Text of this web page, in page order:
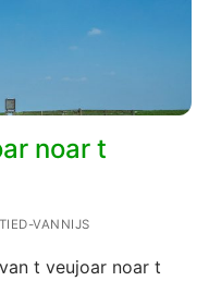
noar t
VANNIJS
t veujoar noar t